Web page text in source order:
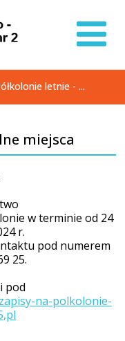
letnie - ...
miejsca
w terminie od 24
r.
pod numerem
25.
pod
na-polkolonie-